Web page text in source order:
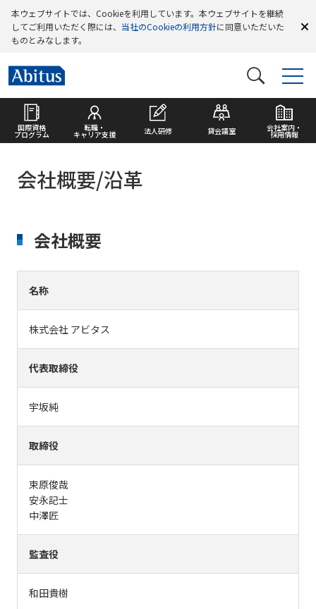
本ウェブサイトでは、Cookieを利用しています。本ウェブサイトを継続
してご利用いただく際には、 当社のCookieの利用方針に同意いただいた
ものとみなします。
国際資格
プログラム
転職・
キャリア支援 法人研修 貸会議室 会社案内・
採用情報
会社概要/沿革
会社概要
名称
株式会社 アビタス
代表取締役
宇坂純
取締役
束原俊哉
安永記士
中澤匠
監査役
和田貴樹